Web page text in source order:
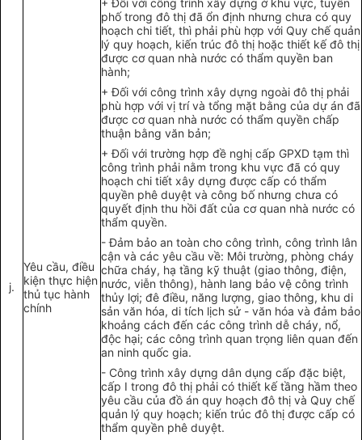
j.
Yêu cầu, điều
kiện thực hiện
thủ tục hành
chính
+ Đối với công trình xây dựng ở khu vực, tuyến
phố trong đô thị đã ổn định nhưng chưa có quy
hoạch chi tiết, thì phải phù hợp với Quy chếquản
lý quy hoạch, kiến trúc đô thị hoặc thiết kế đô thị
được cơ quan nhà nước có thẩm quyền ban
hành;
+ Đối với công trình xây dựng ngoài đô thị phải
phù hợp với vị trí và tổng mặt bằng của dự án đã
được cơ quan nhà nước có thẩm quyền chấp
thuận bằng văn bản;
+ Đối với trường hợp đề nghị cấp GPXD tạm thì
công trình phải nằm trong khu vực đã có quy
hoạch chi tiết xây dựng được cấp có thẩm
quyền phê duyệt và công bố nhưng chưa có
quyết định thu hồi đất của cơ quan nhà nước có
thẩm quyền.
-Đảm bảo an toàn cho công trình, công trình lân
cận và các yêu cầu về: Môi trường, phòng cháy
chữa cháy, hạ tầng kỹ thuật (giao thông, điện,
nước, viễn thông), hành lang bảo vệ công trình
thủy lợi; đê điều, năng lượng, giao thông, khu di
sản văn hóa, di tích lịch sử - văn hóa và đảm bảo
khoảng cách đến các công trình dễ cháy, nổ,
độc hại; các công trình quan trọng liên quan đến
an ninh quốc gia.
- Công trình xây dựng dân dụng cấp đặc biệt,
cấp I trong đô thị phải có thiết kếtầng hầm theo
yêu cầu của đồ án quy hoạch đô thị và Quy chế
quản lý quy hoạch; kiến trúc đô thị được cấp có
thẩm quyền phê duyệt.